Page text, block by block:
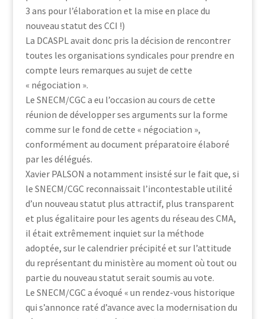
3 ans pour l’élaboration et la mise en place du
nouveau statut des CCI !)
La DCASPL avait donc pris la décision de rencontrer
toutes les organisations syndicales pour prendre en
compte leurs remarques au sujet de cette
« négociation ».
Le SNECM/CGC a eu l’occasion au cours de cette
réunion de développer ses arguments sur la forme
comme sur le fond de cette « négociation »,
conformément au document préparatoire élaboré
par les délégués.
Xavier PALSON a notamment insisté sur le fait que, si
le SNECM/CGC reconnaissait l’incontestable utilité
d’un nouveau statut plus attractif, plus transparent
et plus égalitaire pour les agents du réseau des CMA,
il était extrêmement inquiet sur la méthode
adoptée, sur le calendrier précipité et sur l’attitude
du représentant du ministère au moment où tout ou
partie du nouveau statut serait soumis au vote.
Le SNECM/CGC a évoqué « un rendez-vous historique
qui s’annonce raté d’avance avec la modernisation du